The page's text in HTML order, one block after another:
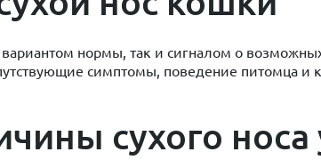
нормы, так и сигналом о
симптомы, поведение питомца и
сухого